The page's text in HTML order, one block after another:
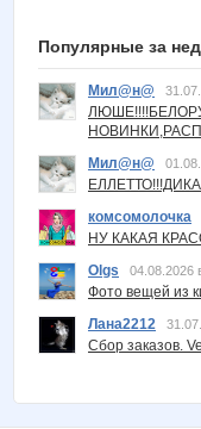
Популярные за
Мил@н@
Мил@н@
комсомолочка
НУ КАКАЯ
Olgs
04.08.2026
Фото вещей из
Лана2212
Сбор заказов.